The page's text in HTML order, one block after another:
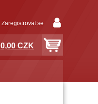
Zaregistrovat se
0,00 CZK